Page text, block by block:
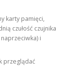
karty pamięci,
czułość czujnika
i
przeglądać